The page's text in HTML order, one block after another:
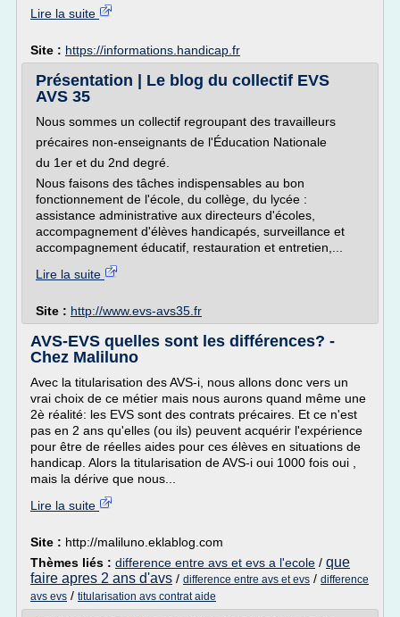
Lire la suite
Site : https://informations.handicap.fr
Présentation | Le blog du collectif EVS
AVS 35
Nous sommes un collectif regroupant des travailleurs
précaires non-enseignants de l'Éducation Nationale
du 1er et du 2nd degré.
Nous faisons des tâches indispensables au bon
fonctionnement de l'école, du collège, du lycée :
assistance administrative aux directeurs d'écoles,
accompagnement d'élèves handicapés, surveillance et
accompagnement éducatif, restauration et entretien,...
Lire la suite
Site : http://www.evs-avs35.fr
AVS-EVS quelles sont les différences? -
Chez Maliluno
Avec la titularisation des AVS-i, nous allons donc vers un
vrai choix de ce métier mais nous aurons quand même une
2è réalité: les EVS sont des contrats précaires. Et ce n'est
pas en 2 ans qu'elles (ou ils) peuvent acquérir l'expérience
pour être de réelles aides pour ces élèves en situations de
handicap. Alors la titularisation de AVS-i oui 1000 fois oui ,
mais la dérive que nous...
Lire la suite
Site : http://maliluno.eklablog.com
Thèmes liés : difference entre avs et evs a l'ecole / que
faire apres 2 ans d'avs / difference entre avs et evs / difference
avs evs / titularisation avs contrat aide